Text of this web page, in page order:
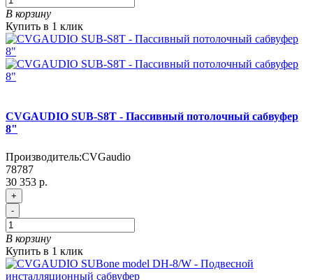
В корзину
Купить в 1 клик
CVGAUDIO SUB-S8T - Пассивный потолочный сабвуфер
8"
Производитель:CVGaudio
78787
30 353 р.
+
-
В корзину
Купить в 1 клик